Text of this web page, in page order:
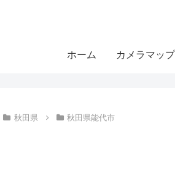
ホーム カメラマップ
秋田県 秋田県能代市